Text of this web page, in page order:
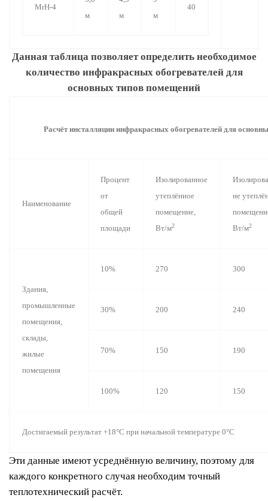
MrH-4
м
м
м
40
Данная таблица позволяет определить необходимое
количество инфракрасных обогревателей для
основных типов помещений
Расчёт инсталляции инфракрасных обогревателей для
Наименование
Процент
от
общей
площади
Изолированное
утеплённое
помещение,
Вт/м2
не
Вт/м2
Здания,
промышленные
помещения,
склады,
жилые
помещения
10% 270 300
30% 200 240
70% 150 190
100% 120 150
Достигаемый результат +18°С при начальной температуре 0°С
Эти данные имеют усреднённую величину, поэтому для
каждого конкретного случая необходим точный
теплотехнический расчёт.